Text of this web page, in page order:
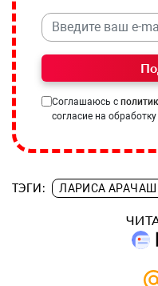
Соглашаюсь с
согласие на
ТЭГИ: ЛАРИСА